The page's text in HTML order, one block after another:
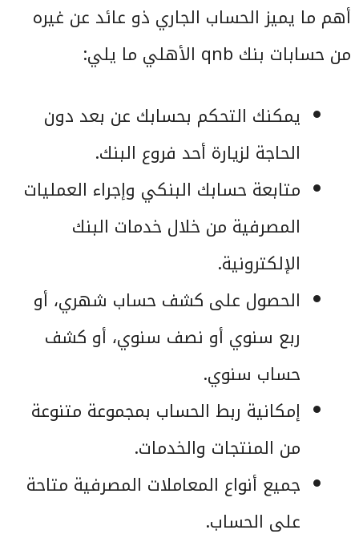
أهم ما يميز الحساب الجاري ذو عائد عن غيره
من حسابات بنك qnb الأهلي ما يلي:
يمكنك التحكم بحسابك عن بعد دون
الحاجة لزيارة أحد فروع البنك.
متابعة حسابك البنكي وإجراء العمليات
المصرفية من خلال خدمات البنك
الإلكترونية.
الحصول على كشف حساب شهري، أو
ربع سنوي أو نصف سنوي، أو كشف
حساب سنوي.
إمكانية ربط الحساب بمجموعة متنوعة
من المنتجات والخدمات.
جميع أنواع المعاملات المصرفية متاحة
على الحساب.